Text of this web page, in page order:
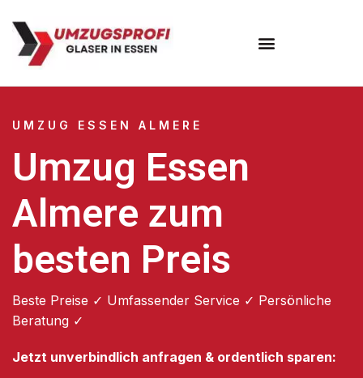
UMZUG ESSEN ALMERE
Umzug Essen
Almere zum
besten Preis
Beste Preise ✓ Umfassender Service ✓ Persönliche
Beratung ✓
Jetzt unverbindlich anfragen & ordentlich sparen: